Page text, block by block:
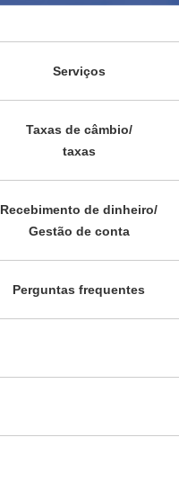
Serviços
Taxas de câmbio/
taxas
Recebimento de dinheiro/
Gestão de conta
Perguntas frequentes